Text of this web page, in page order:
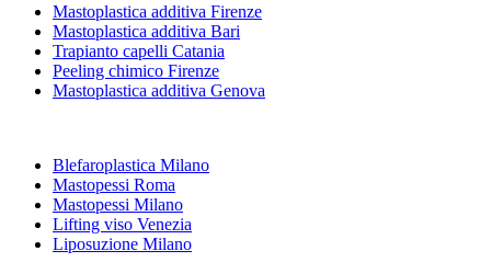
Mastoplastica additiva Firenze
Mastoplastica additiva Bari
Trapianto capelli Catania
Peeling chimico Firenze
Mastoplastica additiva Genova
Blefaroplastica Milano
Mastopessi Roma
Mastopessi Milano
Lifting viso Venezia
Liposuzione Milano